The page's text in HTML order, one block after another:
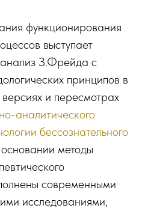
функционирования
выступает
З.Фрейда с
принципов в
и пересмотрах
аналитического
бессознательного
методы
современными
исследованиями,